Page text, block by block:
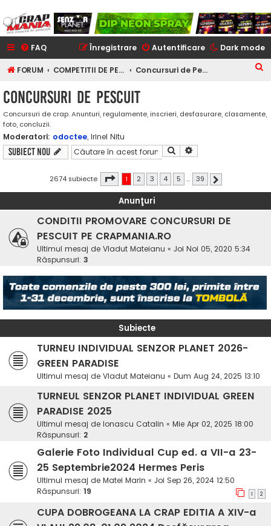
Dark mode
FAQ Autentificare
Înregistrare
FORUM COMPETITII DE PESCUIT LA CRAP Concursuri de Pescuit
t
Concursuri de Pescuit
Concursuri de crap. Anunturi, regulamente, inscrieri, desfasurare, clasamente,
foto, concluzii.
Moderatori: odoctee, Irinel Nitu
Subiect nou Căutare
2674 subiecte Pagina din 39
1 2 3 4 5 … 39
Anunţuri
CONDITII PROMOVARE CONCURSURI DE
PESCUIT PE CRAPMANIA.RO
Ultimul mesaj de Vladut Mateianu « Joi Noi 05, 2020 5:34
Răspunsuri: 3
Subiecte
TURNEU INDIVIDUAL SENZOR PLANET 2026-
GREEN PARADISE
Ultimul mesaj de Vladut Mateianu « Dum Aug 24, 2025 13:10
TURNEUL SENZOR PLANET INDIVIDUAL GREEN
PARADISE 2025
Ultimul mesaj de Ionascu Catalin « Mie Apr 02, 2025 18:00
Răspunsuri: 2
Galerie Foto Individual Cup ed. a VII-a 23-
25 Septembrie2024 Hermes Peris
Ultimul mesaj de Matei Marin « Joi Sep 26, 2024 12:50
Răspunsuri: 19 1 2
CUPA DOBROGEANA LA CRAP EDITIA A XIV-a